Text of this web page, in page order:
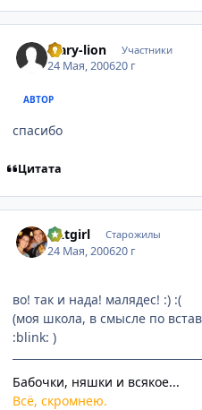
Mary-lion Участники
24 Мая, 200620 г
АВТОР
спасибо
Цитата
CAtgirl Старожилы
24 Мая, 200620 г
во! так и нада! малядес! :) :(
(моя школа, в смысле по
:blink: )
Бабочки, няшки и всякое...
Всё, скромнею.